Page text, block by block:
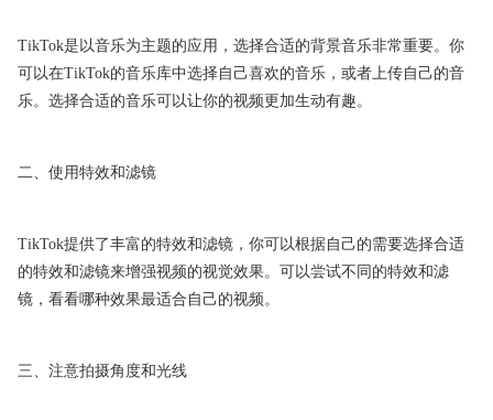
TikTok是以音乐为主题的应用，选择合适的背景音乐非常重要。你
可以在TikTok的音乐库中选择自己喜欢的音乐，或者上传自己的音
乐。选择合适的音乐可以让你的视频更加生动有趣。
二、使用特效和滤镜
TikTok提供了丰富的特效和滤镜，你可以根据自己的需要选择合适
的特效和滤镜来增强视频的视觉效果。可以尝试不同的特效和滤
镜，看看哪种效果最适合自己的视频。
三、注意拍摄角度和光线